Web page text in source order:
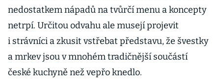
nedostatkem nápadů na tvůrčí menu a koncepty
netrpí. Určitou odvahu ale musejí projevit
i strávníci a zkusit vstřebat představu, že švestky
a mrkev jsou v mnohém tradičnější součástí
české kuchyně než vepřo knedlo.